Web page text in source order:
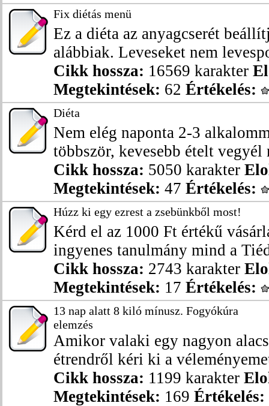
Fix diétás menü
Ez a diéta az anyagcserét
alábbiak. Leveseket nem
Cikk hossza: 16569 karakter
Megtekintések: 62 Értékelés:
Diéta
Nem elég naponta 2-3
többször, kevesebb ételt vegyél
Cikk hossza: 5050 karakter
Megtekintések: 47 Értékelés:
Húzz ki egy ezrest a zsebünkből most!
Kérd el az 1000 Ft értékű
ingyenes tanulmány mind a
Cikk hossza: 2743 karakter
Megtekintések: 17 Értékelés:
13 nap alatt 8 kiló mínusz. Fogyókúra
elemzés
Amikor valaki egy nagyon
étrendről kéri ki a
Cikk hossza: 1199 karakter
Megtekintések: 169 Értékelés: